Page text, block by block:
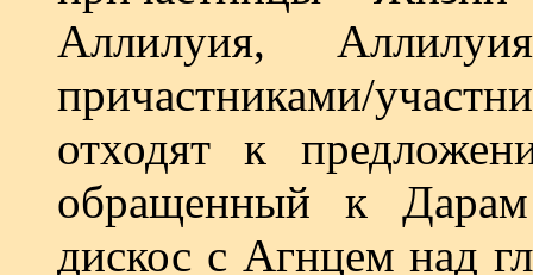
Аллилуия,
причастниками/
отходят к
обращенный к
дискос с Агнцем над